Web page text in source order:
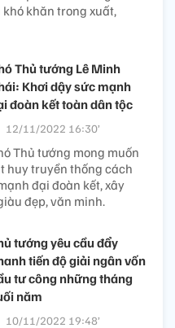
khăn trong xuất,
Thủ tướng Lê Minh
Khơi dậy sức mạnh
đoàn kết toàn dân tộc
12/11/2022 16:30’
Thủ tướng mong muốn
huy truyền thống cách
đại đoàn kết, xây
đẹp, văn minh.
tướng yêu cầu đẩy
tiến độ giải ngân vốn
tư công những tháng
năm
10/11/2022 19:48’